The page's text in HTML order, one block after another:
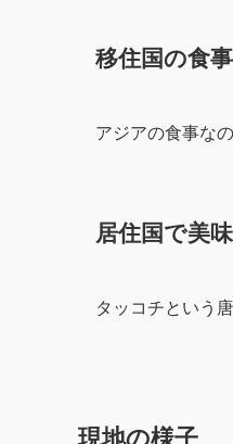
移住国の食
アジアの食事な
居住国で美
タッコチという
現地の様子